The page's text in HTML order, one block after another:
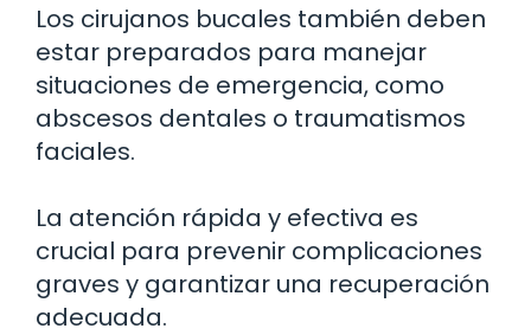
Los cirujanos bucales también deben
estar preparados para manejar
situaciones de emergencia, como
abscesos dentales o traumatismos
faciales.
La atención rápida y efectiva es
crucial para prevenir complicaciones
graves y garantizar una recuperación
adecuada.